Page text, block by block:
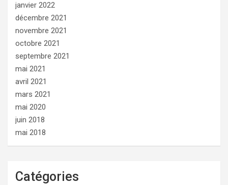
janvier 2022
décembre 2021
novembre 2021
octobre 2021
septembre 2021
mai 2021
avril 2021
mars 2021
mai 2020
juin 2018
mai 2018
Catégories